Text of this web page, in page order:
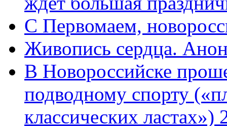
C Первомаем,
Живопись сердца.
В Новороссийске
подводному спорту
классических